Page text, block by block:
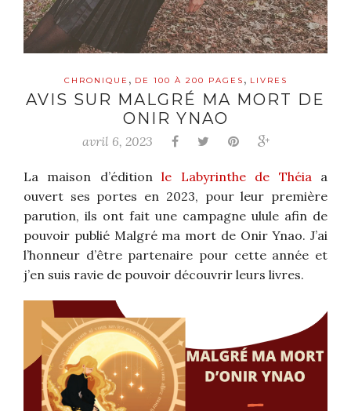
CHRONIQUE , DE 100 À 200 PAGES , LIVRES
AVIS SUR MALGRÉ MA MORT DE
ONIR YNAO
avril 6, 2023
La maison d’éditionle Labyrinthe de Théia a
ouvert ses portes en 2023, pour leur première
parution, ils ont fait une campagne ulule afin de
pouvoir publié Malgré ma mort de Onir Ynao. J’ai
l’honneur d’être partenaire pour cette année et
j’en suis ravie de pouvoir découvrir leurs livres.